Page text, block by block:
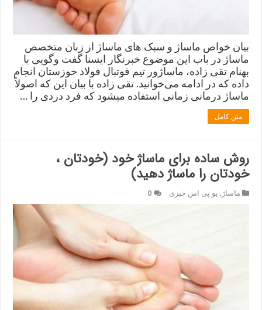
بیان خواص ماساژ و سبک های ماساژ از زبان متخصص
ماساژ در باب این موضوع خبرنگار ایسنا گفت وگویی با
بهنام تقی ‎زاده، ماساژور تیم فوتبال فولاد خوزستان انجام
داده که در ادامه می‌خوانید. تقی زاده با بیان این که اصولاً
ماساژ درمانی زمانی استفاده میشود که فرد دردی را …
متن کامل
روش ساده برای ماساژ خود (خودتان ،
خودتان را ماساژ دهید)
ماساژ, یو پی اس خبری 0